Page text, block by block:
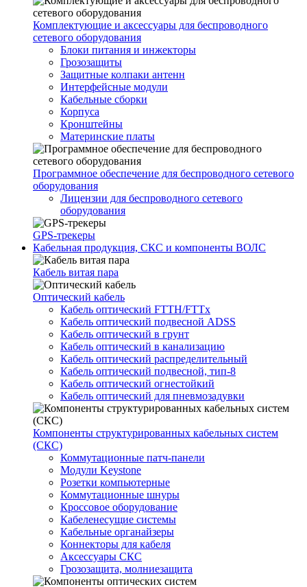
Комплектующие и аксессуары для беспроводного
сетевого оборудования
Блоки питания и инжекторы
Грозозащиты
Защитные колпаки антенн
Интерфейсные модули
Кабельные сборки
Корпуса
Кронштейны
Материнские платы
Программное обеспечение для беспроводного сетевого
оборудования
Лицензии для беспроводного сетевого
оборудования
GPS-трекеры
Кабельная продукция, СКС и компоненты ВОЛС
Кабель витая пара
Оптический кабель
Кабель оптический FTTH/FTTx
Кабель оптический подвесной ADSS
Кабель оптический в грунт
Кабель оптический в канализацию
Кабель оптический распределительный
Кабель оптический подвесной, тип-8
Кабель оптический огнестойкий
Кабель оптический для пневмозадувки
Компоненты структурированных кабельных систем
(СКС)
Коммутационные патч-панели
Модули Keystone
Розетки компьютерные
Коммутационные шнуры
Кроссовое оборудование
Кабеленесущие системы
Кабельные органайзеры
Коннекторы для кабеля
Аксессуары СКС
Грозозащита, молниезащита